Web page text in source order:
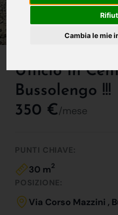
Cambia le mie
Ufficio In
Bussolengo !!!
350 €/mese
PUNTI CHIAVE:
30 m2
POSIZIONE:
Via Corso Mazzini ,